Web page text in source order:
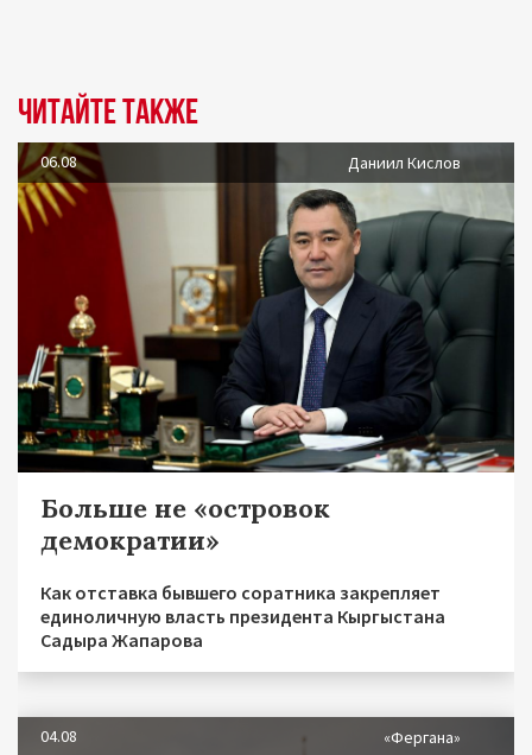
Читайте также
06.08 Даниил Кислов
Больше не «островок
демократии»
Как отставка бывшего соратника закрепляет
единоличную власть президента Кыргыстана
Садыра Жапарова
04.08 «Фергана»